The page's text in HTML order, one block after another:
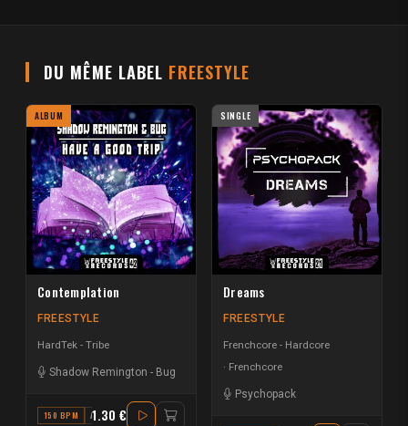
DU MÊME LABEL FREESTYLE
ALBUM
Contemplation
FREESTYLE
HardTek - Tribe
Shadow Remington - Bug
150 BPM A1.30 €
SINGLE
Dreams
FREESTYLE
Frenchcore - Hardcore
Frenchcore
Psychopack